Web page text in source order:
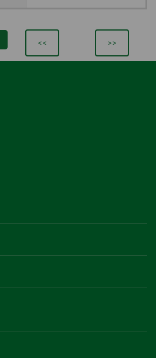
<< >>